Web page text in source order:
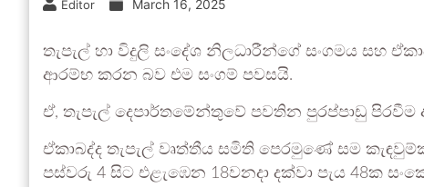
Editor March 16, 2025
තැපැල් හා විදුලි සංදේශ නිලධාරීන්ගේ සංගමය සහ
ආරම්භ කරන බව එම සංගම් පවසයි.
ඒ, තැපැල් දෙපාර්තමේන්තුවේ පවතින පුරප්පාඩු
ඒකාබද්ද තැපැල් වෘත්තීය සමිති පෙරමුණේ සම
පස්වරු 4 සිට එළැඹෙන 18වනදා දක්වා පැය 48ක